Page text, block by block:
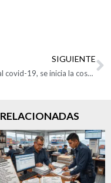
SIGUIENTE
Pese al covid-19, se inicia la cosecha más grande de café